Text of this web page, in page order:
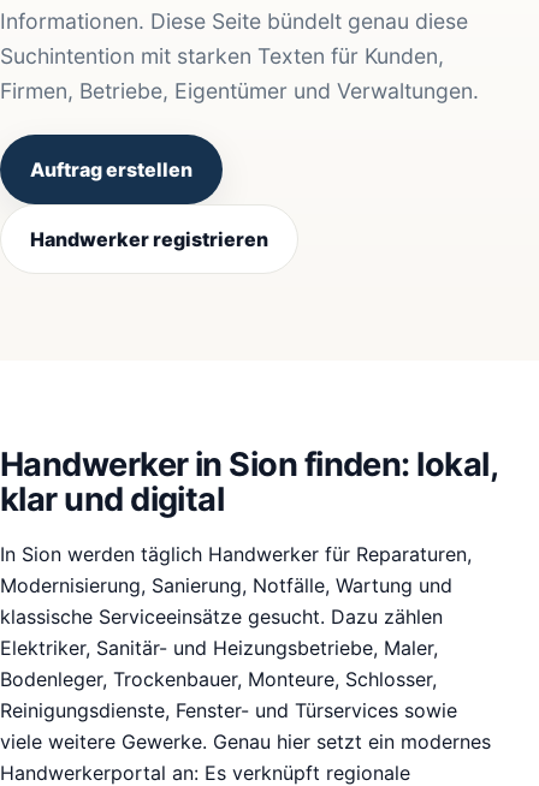
Informationen. Diese Seite bündelt genau diese
Suchintention mit starken Texten für Kunden,
Firmen, Betriebe, Eigentümer und Verwaltungen.
Auftrag erstellen
Handwerker registrieren
Handwerker in Sion finden: lokal,
klar und digital
In Sion werden täglich Handwerker für Reparaturen,
Modernisierung, Sanierung, Notfälle, Wartung und
klassische Serviceeinsätze gesucht. Dazu zählen
Elektriker, Sanitär- und Heizungsbetriebe, Maler,
Bodenleger, Trockenbauer, Monteure, Schlosser,
Reinigungsdienste, Fenster- und Türservices sowie
viele weitere Gewerke. Genau hier setzt ein modernes
Handwerkerportal an: Es verknüpft regionale